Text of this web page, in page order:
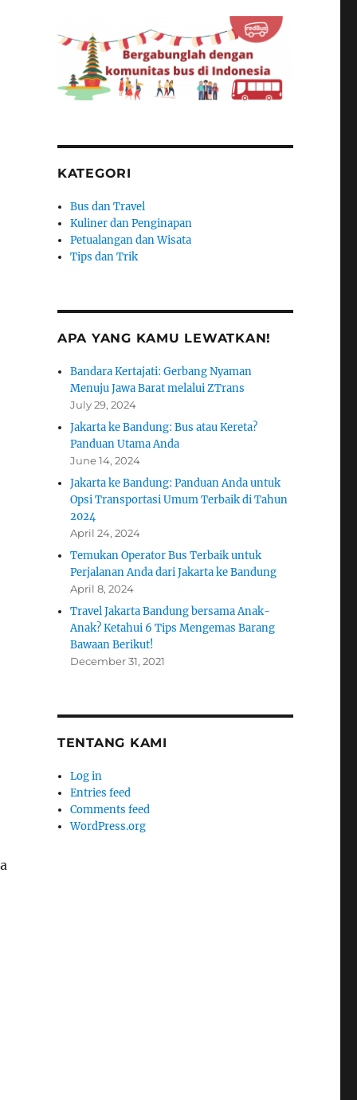
KATEGORI
Bus dan Travel
Kuliner dan Penginapan
Petualangan dan Wisata
Tips dan Trik
APA YANG KAMU LEWATKAN!
Bandara Kertajati: Gerbang Nyaman
Menuju Jawa Barat melalui ZTrans
July 29, 2024
Jakarta ke Bandung: Bus atau Kereta?
Panduan Utama Anda
June 14, 2024
Jakarta ke Bandung: Panduan Anda untuk
Opsi Transportasi Umum Terbaik di Tahun
2024
April 24, 2024
Temukan Operator Bus Terbaik untuk
Perjalanan Anda dari Jakarta ke Bandung
April 8, 2024
Travel Jakarta Bandung bersama Anak-
Anak? Ketahui 6 Tips Mengemas Barang
Bawaan Berikut!
December 31, 2021
TENTANG KAMI
Log in
Entries feed
Comments feed
WordPress.org